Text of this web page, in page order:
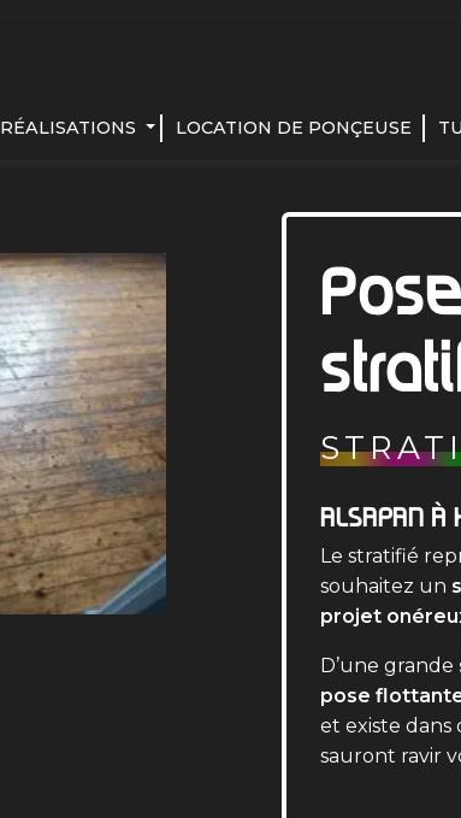
RÉALISATIONS LOCATION DE PONÇEUSE
ALSAPAN À
Le stratifié
souhaitez un
projet
D’une grande
pose
et existe dans
sauront ravir